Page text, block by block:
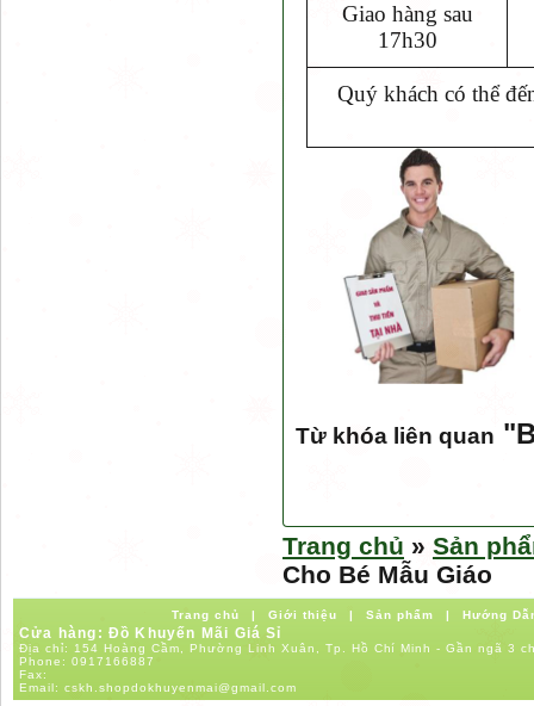
Giao hàng sau
17h30
Quý khách có thể
Từ khóa liên quan "
Trang chủ » Sản
Cho Bé Mẫu Giáo
Trang chủ | Giới thiệu | Sản phẩm | Hướng
Cửa hàng: Đồ Khuyến Mãi Giá Sỉ
Địa chỉ: 154 Hoàng Cầm, Phường Linh Xuân, Tp. Hồ Chí Minh - Gần ngã 3
Phone: 0917166887
Fax:
Email: cskh.shopdokhuyenmai@gmail.com